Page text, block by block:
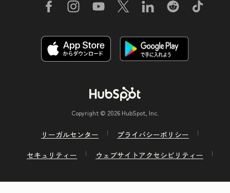
Copyright © 2026 HubSpot, Inc.
リーガルセンター
プライバシーポリシー
セキュリティー
ウェブサイトアクセシビリティー